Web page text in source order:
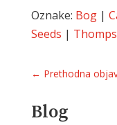
Oznake: Bog|
Seeds |
← Prethodna
Blog